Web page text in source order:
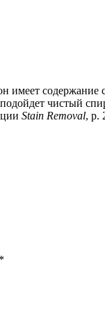
имеет
чистый
Stain Removal, p.
*